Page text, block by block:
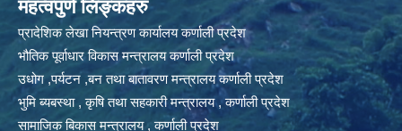
महत्वपुर्ण लिङ्कहरु
प्रादेशिक लेखा नियन्त्रण कार्यालय कर्णाली प्रदेश
भौतिक पूर्वाधार विकास मन्त्रालय कर्णाली प्रदेश
उधोग ,पर्यटन ,बन तथा बातावरण मन्त्रालय कर्णाली प्रदेश
भुमि ब्यबस्था , कृषि तथा सहकारी मन्त्रालय , कर्णाली प्रदेश
सामाजिक बिकास मन्त्रालय , कर्णाली प्रदेश